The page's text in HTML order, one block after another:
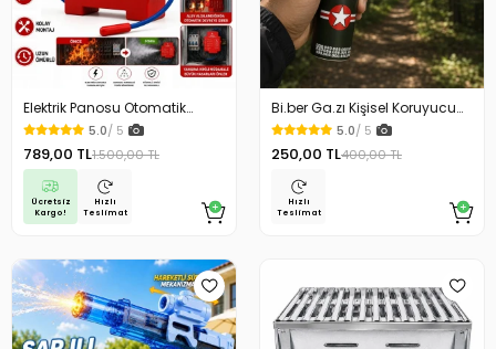
Elektrik Panosu Otomatik
Yangın Söndürücü Isıya
Duyarlı Sigorta Kutusu Yangın
Söndürme Cihazı
5.0/ 5
789,00 TL1.500,00 TL
Ücretsiz
Kargo!
Hızlı
Teslimat
Bi.ber Ga.zı Kişisel Koruyucu
Ekipman Savunma İçin
5.0/ 5
250,00 TL400,00 TL
Hızlı
Teslimat